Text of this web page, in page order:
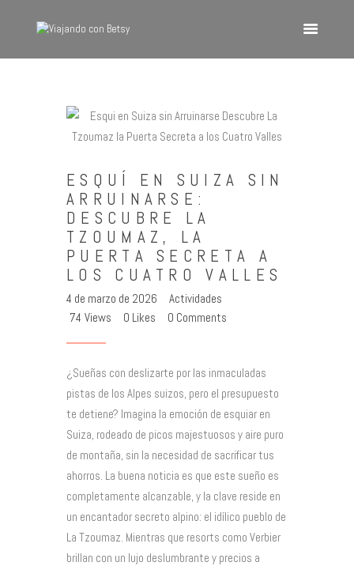
VIAJANDO CON BETSY
Inicio
Europa
América
Asia
Quienes Somos
Contacto
ESQUÍ EN SUIZA SIN
ARRUINARSE:
DESCUBRE LA
TZOUMAZ, LA
PUERTA SECRETA A
LOS CUATRO VALLES
4 de marzo de 2026
Actividades
74 Views 0 Likes 0 Comments
¿Sueñas con deslizarte por las inmaculadas
pistas de los Alpes suizos, pero el presupuesto
te detiene? Imagina la emoción de esquiar en
Suiza, rodeado de picos majestuosos y aire puro
de montaña, sin la necesidad de sacrificar tus
ahorros. La buena noticia es que este sueño es
completamente alcanzable, y la clave reside en
un encantador secreto alpino: el idílico pueblo de
La Tzoumaz. Mientras que resorts como Verbier
brillan con un lujo deslumbrante y precios a